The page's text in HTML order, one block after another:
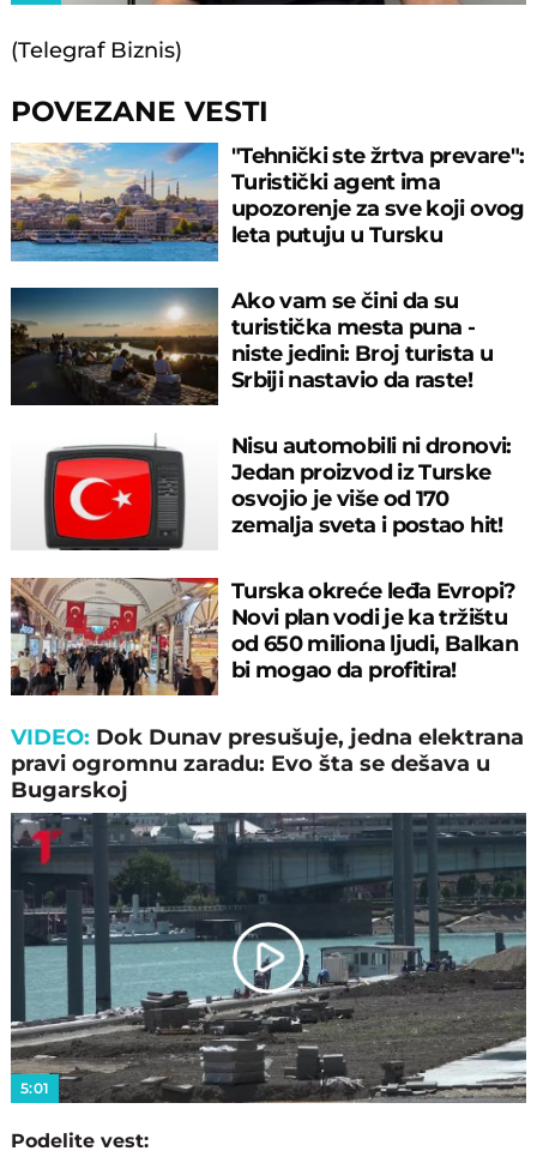
(Telegraf Biznis)
POVEZANE VESTI
"Tehnički ste žrtva prevare":
Turistički agent ima
upozorenje za sve koji ovog
leta putuju u Tursku
Ako vam se čini da su
turistička mesta puna -
niste jedini: Broj turista u
Srbiji nastavio da raste!
Nisu automobili ni dronovi:
Jedan proizvod iz Turske
osvojio je više od 170
zemalja sveta i postao hit!
Turska okreće leđa Evropi?
Novi plan vodi je ka tržištu
od 650 miliona ljudi, Balkan
bi mogao da profitira!
VIDEO: Dok Dunav presušuje, jedna elektrana
pravi ogromnu zaradu: Evo šta se dešava u
Bugarskoj
Play
Video
5:01
Podelite vest: